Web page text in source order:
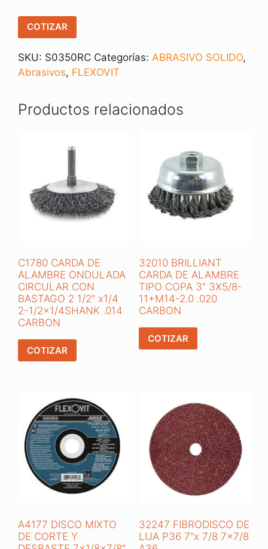
COTIZAR
SKU: S0350RC Categorías: ABRASIVO SOLIDO,
Abrasivos, FLEXOVIT
Productos relacionados
C1780 CARDA DE
ALAMBRE ONDULADA
CIRCULAR CON
BASTAGO 2 1/2″ x1/4
2-1/2×1/4SHANK .014
CARBON
COTIZAR
32010 BRILLIANT
CARDA DE ALAMBRE
TIPO COPA 3″ 3X5/8-
11+M14-2.0 .020
CARBON
COTIZAR
A4177 DISCO MIXTO
DE CORTE Y
32247 FIBRODISCO DE
LIJA P36 7″x 7/8 7×7/8